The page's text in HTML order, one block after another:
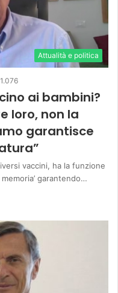
Attualità e politica
ai bambini?
loro, non la
garantisce
vaccini, ha la funzione
garantendo…